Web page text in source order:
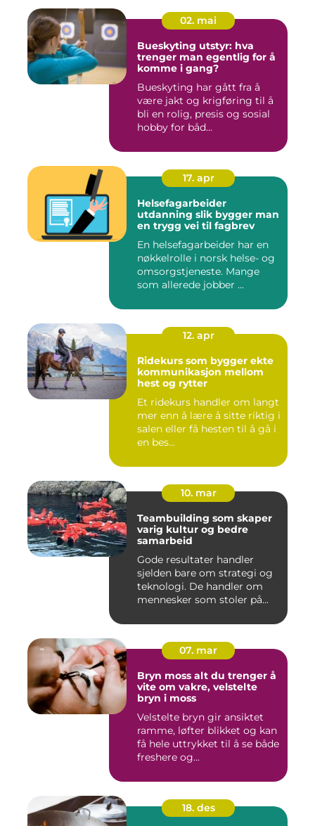
02. mai
Bueskyting utstyr: hva
trenger man egentlig for å
komme i gang?
Bueskyting har gått fra å
være jakt og krigføring til å
bli en rolig, presis og sosial
hobby for båd...
17. apr
Helsefagarbeider
utdanning slik bygger man
en trygg vei til fagbrev
En helsefagarbeider har en
nøkkelrolle i norsk helse- og
omsorgstjeneste. Mange
som allerede jobber ...
12. apr
Ridekurs som bygger ekte
kommunikasjon mellom
hest og rytter
Et ridekurs handler om langt
mer enn å lære å sitte riktig i
salen eller få hesten til å gå i
en bes...
10. mar
Teambuilding som skaper
varig kultur og bedre
samarbeid
Gode resultater handler
sjelden bare om strategi og
teknologi. De handler om
mennesker som stoler på...
07. mar
Bryn moss alt du trenger å
vite om vakre, velstelte
bryn i moss
Velstelte bryn gir ansiktet
ramme, løfter blikket og kan
få hele uttrykket til å se både
freshere og...
18. des